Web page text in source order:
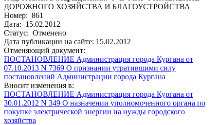
ДОРОЖНОГО ХОЗЯЙСТВА И БЛАГОУСТРОЙСТВА
Номер: 861
Дата: 15.02.2012
Статус: Отменено
Дата публикации на сайте: 15.02.2012
Отменяющий документ:
ПОСТАНОВЛЕНИЕ Администрация города Кургана от
07.10.2013 N 7369 О признании утратившими силу
постановлений Администрации города Кургана
Вносит изменения в:
ПОСТАНОВЛЕНИЕ Администрация города Кургана от
30.01.2012 N 349 О назначении уполномоченного органа по
покупке электрической энергии на нужды городского
хозяйства